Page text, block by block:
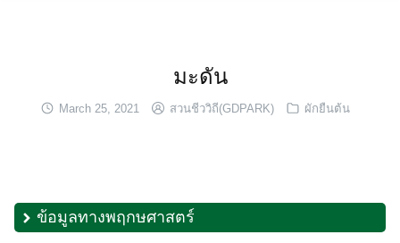
มะดัน
March 25, 2021 สวนชีววิถี(GDPARK) ผักยืนต้น
ข้อมูลทางพฤกษศาสตร์